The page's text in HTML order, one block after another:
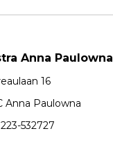
Anna Paulowna
16
Anna Paulowna
532727